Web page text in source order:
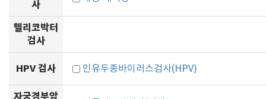
사
헬리코박터
검사
HPV 검사 인유두종바이러스검사(HPV)
자궁경부암